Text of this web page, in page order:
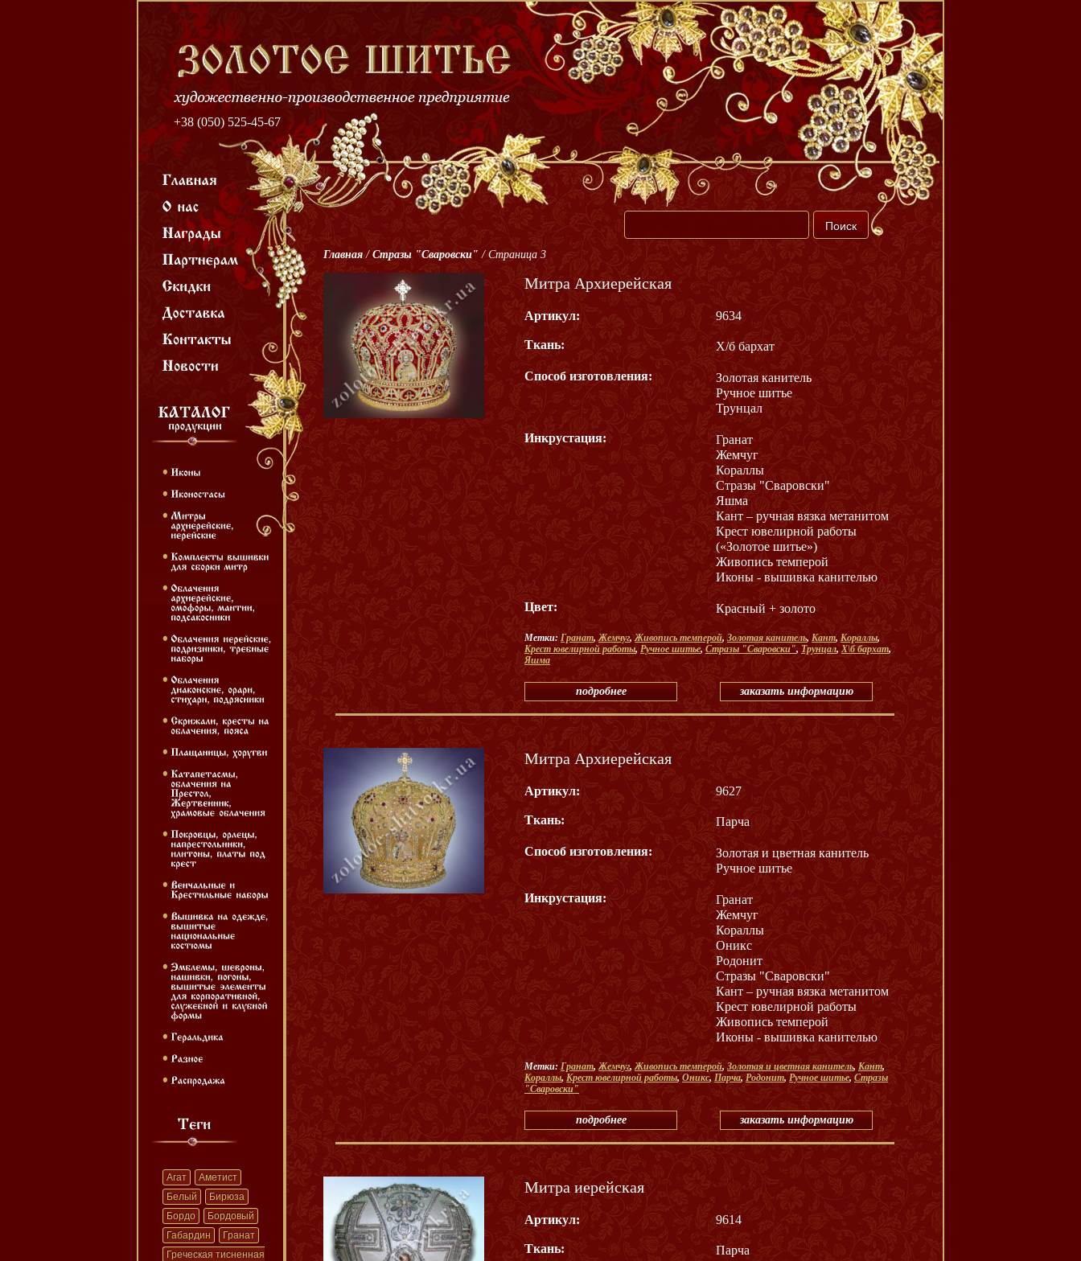
+38 (050) 525-45-67
Агат
Аметист
Белый
Бирюза
Бордо
Бордовый
Габардин
Гранат
Греческая тисненная
Главная / Стразы "Сваровски" / Страница 3
Митра Архиерейская
Артикул: 9634
Ткань: Х/б бархат
Способ изготовления:
Золотая канитель
Ручное шитье
Трунцал
Инкрустация:
Гранат
Жемчуг
Кораллы
Стразы "Сваровски"
Яшма
Кант – ручная вязка метанитом
Крест ювелирной работы
(«Золотое шитье»)
Живопись темперой
Иконы - вышивка канителью
Цвет: Красный + золото
Метки: Гранат,Жемчуг,Живопись темперой, Золотая канитель, Кант, Кораллы,
Крест ювелирной работы, Ручное шитье, Стразы "Сваровски", Трунцал,Х\б бархат,
Яшма
подробнее заказать информацию
Митра Архиерейская
Артикул: 9627
Ткань: Парча
Способ изготовления:
Золотая и цветная канитель
Ручное шитье
Инкрустация:
Гранат
Жемчуг
Кораллы
Оникс
Родонит
Стразы "Сваровски"
Кант – ручная вязка метанитом
Крест ювелирной работы
Живопись темперой
Иконы - вышивка канителью
Метки:Гранат,Жемчуг,Живопись темперой, Золотая и цветная канитель, Кант,
Кораллы, Крест ювелирной работы, Оникс, Парча, Родонит, Ручное шитье,Стразы
"Сваровски"
подробнее заказать информацию
Митра иерейская
Артикул: 9614
Ткань: Парча